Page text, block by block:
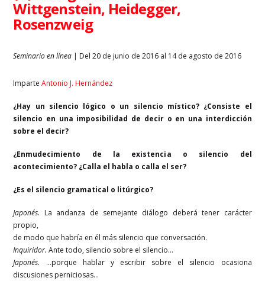
Wittgenstein, Heidegger,
Rosenzweig
Seminario en línea | Del 20 de junio de 2016 al 14 de agosto de 2016
ImparteAntonio J. Hernández
¿Hay un silencio lógico o un silencio místico? ¿Consiste el
silencio en una imposibilidad de decir o en una interdicción
sobre el decir?
¿Enmudecimiento de la existencia o silencio del
acontecimiento? ¿Calla el habla o calla el ser?
¿Es el silencio gramatical o litúrgico?
Japonés. La andanza de semejante diálogo deberá tener carácter
propio,
de modo que habría en él más silencio que conversación.
Inquiridor. Ante todo, silencio sobre el silencio…
Japonés. …porque hablar y escribir sobre el silencio ocasiona
discusiones perniciosas…